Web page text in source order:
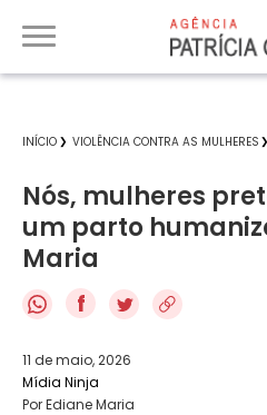
INÍCIO VIOLÊNCIA CONTRA AS MULHERES
Nós, mulheres
um parto
Maria
f
11 de maio, 2026
Mídia Ninja
Por Ediane Maria